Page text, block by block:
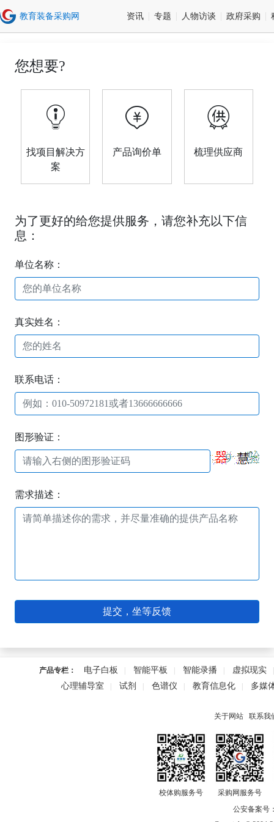
资讯 专题 人物访谈 政府采购
您想要?
找项目解决方
案
产品询价单 梳理供应商
为了更好的给您提供服务，请您补充以下信
息：
单位名称：
真实姓名：
联系电话：
图形验证：
需求描述：
提交，坐等反馈
产品专栏： 电子白板 智能平板 智能录播 虚拟现实
心理辅导室 试剂 色谱仪 教育信息化 多媒
关于网站 联系我
校体购服务号
采购网服务号
公安备案号